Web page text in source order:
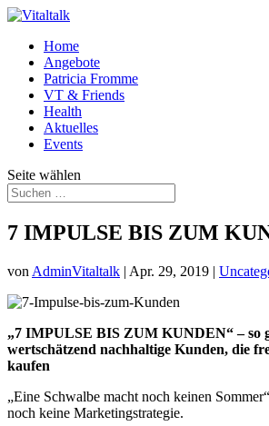
Home
Angebote
Patricia Fromme
VT & Friends
Health
Aktuelles
Events
Seite wählen
7 IMPULSE BIS ZUM
von AdminVitaltalk | Apr. 29, 2019 |
„7 IMPULSE BIS ZUM KUNDEN“ – so
wertschätzend nachhaltige Kunden, die
kaufen
„Eine Schwalbe macht noch keinen
noch keine Marketingstrategie.